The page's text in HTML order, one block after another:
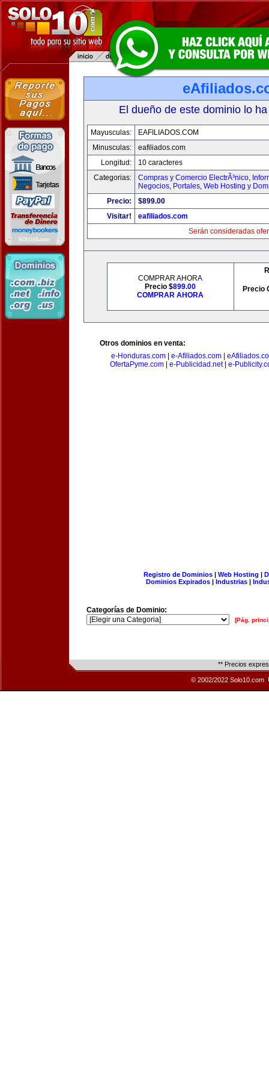
El dueño de este dominio lo
Mayusculas:
EAFILIADOS.COM
Minusculas:
eafiliados.com
Longitud:
10 caracteres
Categorias:
Compras y Comercio ElectrÃ³nico,
Negocios, Portales, Web Hosting y
Precio:
$899.00
Visitar!
eafiliados.com
Serán consideradas
COMPRAR AHORA
Precio $899.00
COMPRAR AHORA
Precio
Otros dominios en venta:
e-Honduras.com| e-Afiliados.com|
OfertaPyme.com| e-Publicidad.net| e-
Registro de Dominios| Web Hosting |
Dominios Expirados | Industrias |
Categorías de Dominio:
[Pág.
** Precios
© 2002/2022 Solo10.com